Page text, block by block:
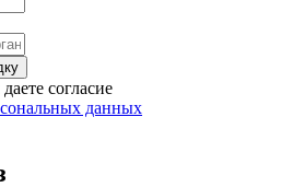
согласие
данных